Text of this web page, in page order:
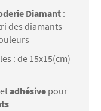
Diamant :
des diamants
: de 15x15(cm)
adhésive pour